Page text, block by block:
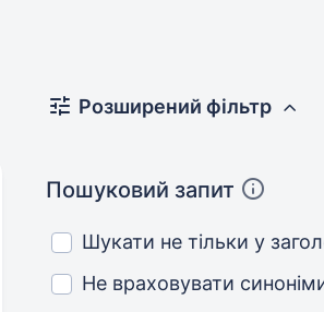
Розширений фільтр
Пошуковий запит
Шукати не тільки у
Не враховувати